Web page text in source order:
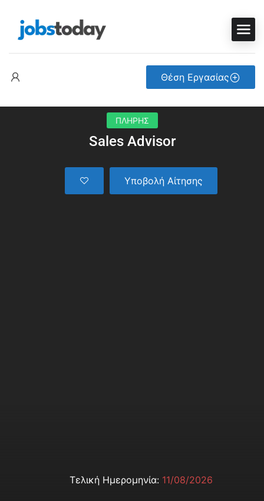
Θέση Εργασίας
ΠΛΗΡΗΣ
Sales Advisor
Υποβολή Αίτησης
Τελική Ημερομηνία: 11/08/2026